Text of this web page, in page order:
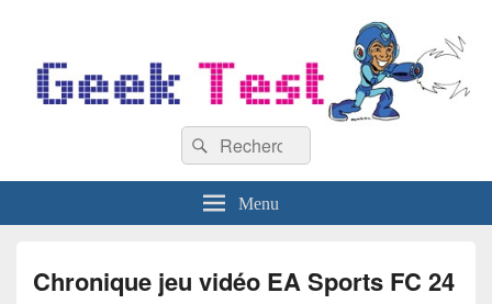
Recherche :
Rechercher
Menu
Chronique jeu vidéo EA Sports FC 24